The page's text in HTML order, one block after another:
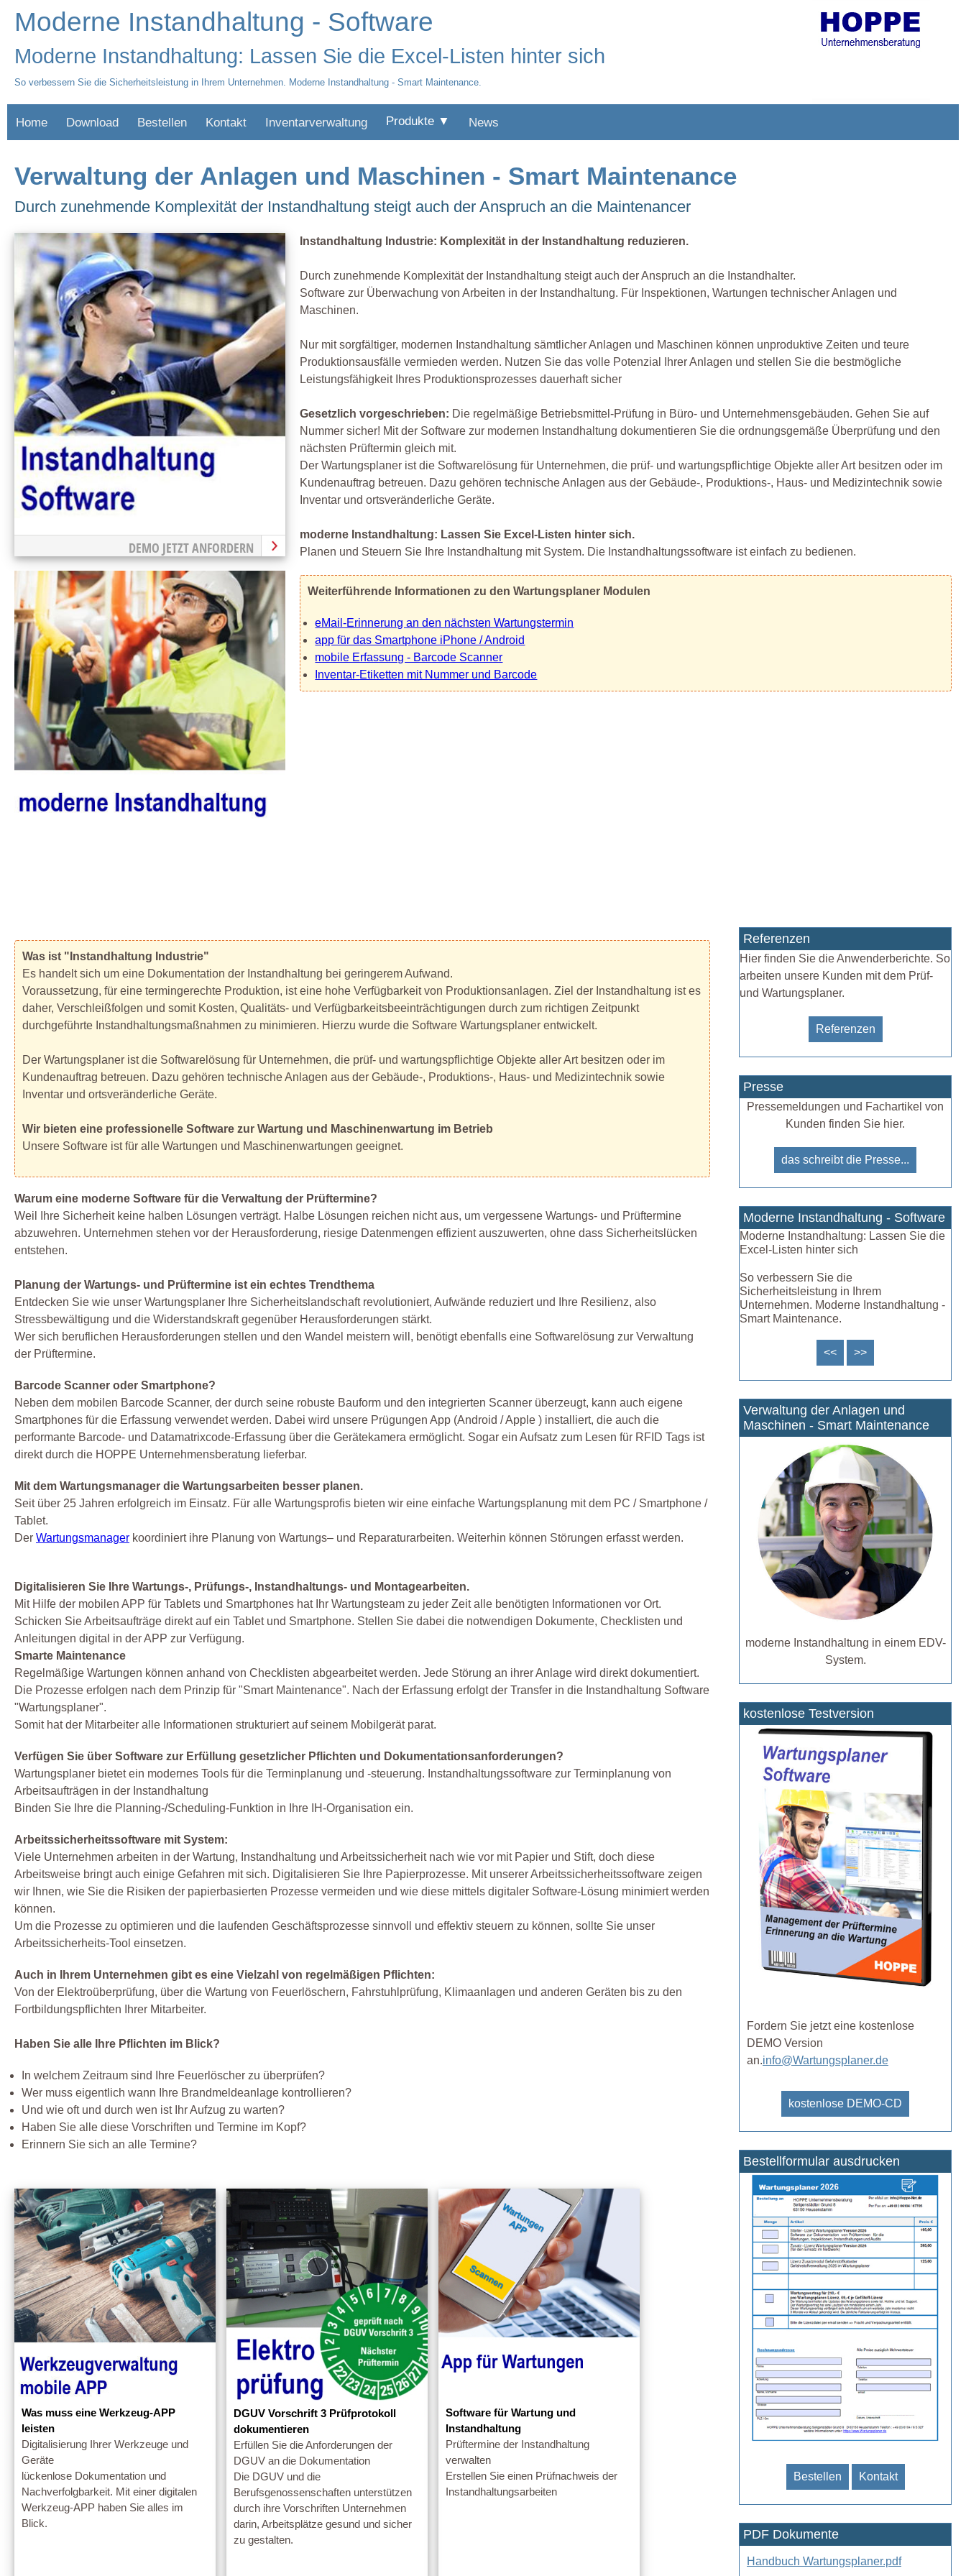
Moderne Instandhaltung - Software
Moderne Instandhaltung: Lassen Sie die Excel-Listen hinter sich
So verbessern Sie die Sicherheitsleistung in Ihrem Unternehmen. Moderne Instandhaltung - Smart Maintenance.
Home Download Bestellen Kontakt Inventarverwaltung Produkte ▼ News
Verwaltung der Anlagen und Maschinen - Smart Maintenance
Durch zunehmende Komplexität der Instandhaltung steigt auch der Anspruch an die Maintenancer
DEMO JETZT ANFORDERN
Instandhaltung Industrie: Komplexität in der Instandhaltung reduzieren.
Durch zunehmende Komplexität der Instandhaltung steigt auch der Anspruch an die Instandhalter.
Software zur Überwachung von Arbeiten in der Instandhaltung. Für Inspektionen, Wartungen technischer Anlagen und
Maschinen.
Nur mit sorgfältiger, modernen Instandhaltung sämtlicher Anlagen und Maschinen können unproduktive Zeiten und teure
Produktionsausfälle vermieden werden. Nutzen Sie das volle Potenzial Ihrer Anlagen und stellen Sie die bestmögliche
Leistungsfähigkeit Ihres Produktionsprozesses dauerhaft sicher
Gesetzlich vorgeschrieben: Die regelmäßige Betriebsmittel-Prüfung in Büro- und Unternehmensgebäuden. Gehen Sie auf
Nummer sicher! Mit der Software zur modernen Instandhaltung dokumentieren Sie die ordnungsgemäße Überprüfung und den
nächsten Prüftermin gleich mit.
Der Wartungsplaner ist die Softwarelösung für Unternehmen, die prüf- und wartungspflichtige Objekte aller Art besitzen oder im
Kundenauftrag betreuen. Dazu gehören technische Anlagen aus der Gebäude-, Produktions-, Haus- und Medizintechnik sowie
Inventar und ortsveränderliche Geräte.
moderne Instandhaltung: Lassen Sie Excel-Listen hinter sich.
Planen und Steuern Sie Ihre Instandhaltung mit System. Die Instandhaltungssoftware ist einfach zu bedienen.
Weiterführende Informationen zu den Wartungsplaner Modulen
eMail-Erinnerung an den nächsten Wartungstermin
app für das Smartphone iPhone / Android
mobile Erfassung - Barcode Scanner
Inventar-Etiketten mit Nummer und Barcode
Was ist "Instandhaltung Industrie"
Es handelt sich um eine Dokumentation der Instandhaltung bei geringerem Aufwand.
Voraussetzung, für eine termingerechte Produktion, ist eine hohe Verfügbarkeit von Produktionsanlagen. Ziel der Instandhaltung ist es
daher, Verschleißfolgen und somit Kosten, Qualitäts- und Verfügbarkeitsbeeinträchtigungen durch zum richtigen Zeitpunkt
durchgeführte Instandhaltungsmaßnahmen zu minimieren. Hierzu wurde die Software Wartungsplaner entwickelt.
Der Wartungsplaner ist die Softwarelösung für Unternehmen, die prüf- und wartungspflichtige Objekte aller Art besitzen oder im
Kundenauftrag betreuen. Dazu gehören technische Anlagen aus der Gebäude-, Produktions-, Haus- und Medizintechnik sowie
Inventar und ortsveränderliche Geräte.
Wir bieten eine professionelle Software zur Wartung und Maschinenwartung im Betrieb
Unsere Software ist für alle Wartungen und Maschinenwartungen geeignet.
Warum eine moderne Software für die Verwaltung der Prüftermine?
Weil Ihre Sicherheit keine halben Lösungen verträgt. Halbe Lösungen reichen nicht aus, um vergessene Wartungs- und Prüftermine
abzuwehren. Unternehmen stehen vor der Herausforderung, riesige Datenmengen effizient auszuwerten, ohne dass Sicherheitslücken
entstehen.
Planung der Wartungs- und Prüftermine ist ein echtes Trendthema
Entdecken Sie wie unser Wartungsplaner Ihre Sicherheitslandschaft revolutioniert, Aufwände reduziert und Ihre Resilienz, also
Stressbewältigung und die Widerstandskraft gegenüber Herausforderungen stärkt.
Wer sich beruflichen Herausforderungen stellen und den Wandel meistern will, benötigt ebenfalls eine Softwarelösung zur Verwaltung
der Prüftermine.
Barcode Scanner oder Smartphone?
Neben dem mobilen Barcode Scanner, der durch seine robuste Bauform und den integrierten Scanner überzeugt, kann auch eigene
Smartphones für die Erfassung verwendet werden. Dabei wird unsere Prügungen App (Android / Apple ) installiert, die auch die
performante Barcode- und Datamatrixcode-Erfassung über die Gerätekamera ermöglicht. Sogar ein Aufsatz zum Lesen für RFID Tags ist
direkt durch die HOPPE Unternehmensberatung lieferbar.
Mit dem Wartungsmanager die Wartungsarbeiten besser planen.
Seit über 25 Jahren erfolgreich im Einsatz. Für alle Wartungsprofis bieten wir eine einfache Wartungsplanung mit dem PC / Smartphone /
Tablet.
Der Wartungsmanager koordiniert ihre Planung von Wartungs– und Reparaturarbeiten. Weiterhin können Störungen erfasst werden.
Digitalisieren Sie Ihre Wartungs-, Prüfungs-, Instandhaltungs- und Montagearbeiten.
Mit Hilfe der mobilen APP für Tablets und Smartphones hat Ihr Wartungsteam zu jeder Zeit alle benötigten Informationen vor Ort.
Schicken Sie Arbeitsaufträge direkt auf ein Tablet und Smartphone. Stellen Sie dabei die notwendigen Dokumente, Checklisten und
Anleitungen digital in der APP zur Verfügung.
Smarte Maintenance
Regelmäßige Wartungen können anhand von Checklisten abgearbeitet werden. Jede Störung an ihrer Anlage wird direkt dokumentiert.
Die Prozesse erfolgen nach dem Prinzip für "Smart Maintenance". Nach der Erfassung erfolgt der Transfer in die Instandhaltung Software
"Wartungsplaner".
Somit hat der Mitarbeiter alle Informationen strukturiert auf seinem Mobilgerät parat.
Verfügen Sie über Software zur Erfüllung gesetzlicher Pflichten und Dokumentationsanforderungen?
Wartungsplaner bietet ein modernes Tools für die Terminplanung und -steuerung. Instandhaltungssoftware zur Terminplanung von
Arbeitsaufträgen in der Instandhaltung
Binden Sie Ihre die Planning-/Scheduling-Funktion in Ihre IH-Organisation ein.
Arbeitssicherheitssoftware mit System:
Viele Unternehmen arbeiten in der Wartung, Instandhaltung und Arbeitssicherheit nach wie vor mit Papier und Stift, doch diese
Arbeitsweise bringt auch einige Gefahren mit sich. Digitalisieren Sie Ihre Papierprozesse. Mit unserer Arbeitssicherheitssoftware zeigen
wir Ihnen, wie Sie die Risiken der papierbasierten Prozesse vermeiden und wie diese mittels digitaler Software-Lösung minimiert werden
können.
Um die Prozesse zu optimieren und die laufenden Geschäftsprozesse sinnvoll und effektiv steuern zu können, sollte Sie unser
Arbeitssicherheits-Tool einsetzen.
Auch in Ihrem Unternehmen gibt es eine Vielzahl von regelmäßigen Pflichten:
Von der Elektroüberprüfung, über die Wartung von Feuerlöschern, Fahrstuhlprüfung, Klimaanlagen und anderen Geräten bis zu den
Fortbildungspflichten Ihrer Mitarbeiter.
Haben Sie alle Ihre Pflichten im Blick?
In welchem Zeitraum sind Ihre Feuerlöscher zu überprüfen?
Wer muss eigentlich wann Ihre Brandmeldeanlage kontrollieren?
Und wie oft und durch wen ist Ihr Aufzug zu warten?
Haben Sie alle diese Vorschriften und Termine im Kopf?
Erinnern Sie sich an alle Termine?
Was muss eine Werkzeug-APP
leisten
Digitalisierung Ihrer Werkzeuge und
Geräte
lückenlose Dokumentation und
Nachverfolgbarkeit. Mit einer digitalen
Werkzeug-APP haben Sie alles im
Blick.
DGUV Vorschrift 3 Prüfprotokoll
dokumentieren
Erfüllen Sie die Anforderungen der
DGUV an die Dokumentation
Die DGUV und die
Berufsgenossenschaften unterstützen
durch ihre Vorschriften Unternehmen
darin, Arbeitsplätze gesund und sicher
zu gestalten.
Software für Wartung und
Instandhaltung
Prüftermine der Instandhaltung
verwalten
Erstellen Sie einen Prüfnachweis der
Instandhaltungsarbeiten
Referenzen
Hier finden Sie die Anwenderberichte. So
arbeiten unsere Kunden mit dem Prüf-
und Wartungsplaner.
Referenzen
Presse
Pressemeldungen und Fachartikel von
Kunden finden Sie hier.
das schreibt die Presse...
Moderne Instandhaltung - Software
Moderne Instandhaltung: Lassen Sie die
Excel-Listen hinter sich
So verbessern Sie die
Sicherheitsleistung in Ihrem
Unternehmen. Moderne Instandhaltung -
Smart Maintenance.
<< >>
Verwaltung der Anlagen und
Maschinen - Smart Maintenance
moderne Instandhaltung in einem EDV-
System.
kostenlose Testversion
Fordern Sie jetzt eine kostenlose
DEMO Version
an.info@Wartungsplaner.de
kostenlose DEMO-CD
Bestellformular ausdrucken
Bestellen Kontakt
PDF Dokumente
Handbuch Wartungsplaner.pdf